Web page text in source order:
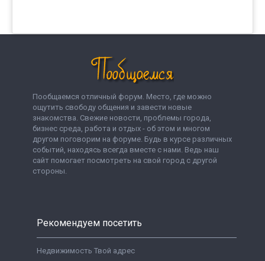
Пообщаемся отличный форум. Место, где можно
ощутить свободу общения и завести новые
знакомства. Свежие новости, проблемы города,
бизнес среда, работа и отдых - об этом и многом
другом поговорим на форуме. Будь в курсе различных
событий, находясь всегда вместе с нами. Ведь наш
сайт помогает посмотреть на свой город с другой
стороны.
Рекомендуем посетить
Недвижимость Твой адрес